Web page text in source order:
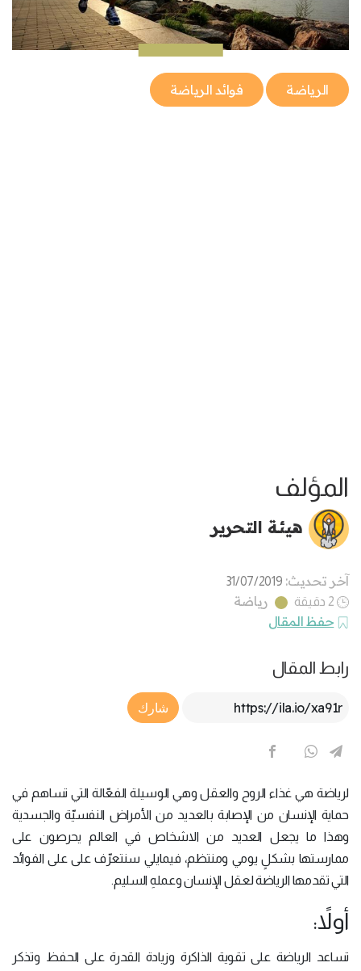
الرياضة فوائد الرياضة
المؤلف
هيئة التحرير
آخر تحديث: 31/07/2019
2 دقيقة
رياضة
حفظ المقال
رابط المقال
Article Link
شارك
لرياضة هي غذاء الروح والعقل وهي الوسيلة الفعّالة التي تساهم في
حماية الإنسان من الإصابة بالعديد من الأمراض النفسيّة والجسدية
وهذا ما يجعل العديد من الاشخاص في العالم يحرصون على
ممارستها بشكلٍ يومي ومنتظم، فيمايلي سنتعرّف على على الفوائد
التي تقدمها الرياضة لعقل الإنسان وعملهِ السليم.
أولاً:
تساعد الرياضة على تقوية الذاكرة وزيادة القدرة على الحفظ وتذكر